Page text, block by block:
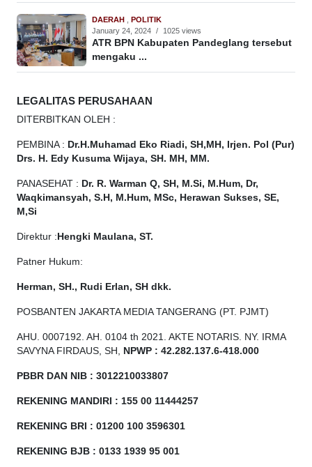
DAERAH , POLITIK
January 24, 2024 / 1025 views
ATR BPN Kabupaten Pandeglang tersebut
mengaku ...
LEGALITAS PERUSAHAAN
DITERBITKAN OLEH :
PEMBINA : Dr.H.Muhamad Eko Riadi, SH,MH, Irjen. Pol (Pur)
Drs. H. Edy Kusuma Wijaya, SH. MH, MM.
PANASEHAT : Dr. R. Warman Q, SH, M.Si, M.Hum, Dr,
Waqkimansyah, S.H, M.Hum, MSc, Herawan Sukses, SE,
M,Si
Direktur : Hengki Maulana, ST.
Patner Hukum:
Herman, SH., Rudi Erlan, SH dkk.
POSBANTEN JAKARTA MEDIA TANGERANG (PT. PJMT)
AHU. 0007192. AH. 0104 th 2021. AKTE NOTARIS. NY. IRMA
SAVYNA FIRDAUS, SH, NPW P : 42.282.137.6-418.000
PBBR DAN NIB : 3012210033807
REKENING MANDIRI : 155 00 11444257
REKENING BRI : 01200 100 3596301
REKENING BJB : 0133 1939 95 001